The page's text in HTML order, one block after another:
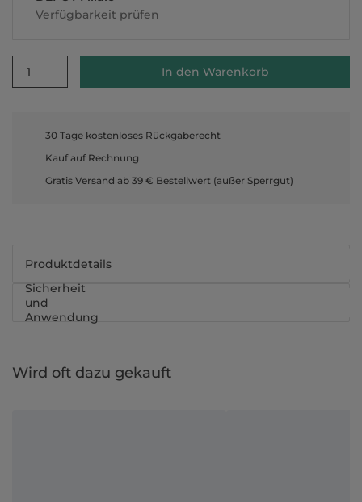
Verfügbarkeit prüfen
1 In den Warenkorb
30 Tage kostenloses Rückgaberecht
Kauf auf Rechnung
Gratis Versand ab 39 € Bestellwert (außer Sperrgut)
Produktdetails
Sicherheit
und
Anwendung
Wird oft dazu gekauft